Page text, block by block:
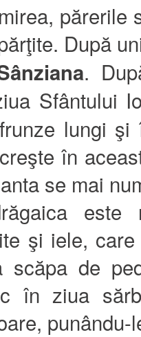
După
.
Sfântului
lungi
în
se mai
şi iele,
scăpa de
în ziua
punându-